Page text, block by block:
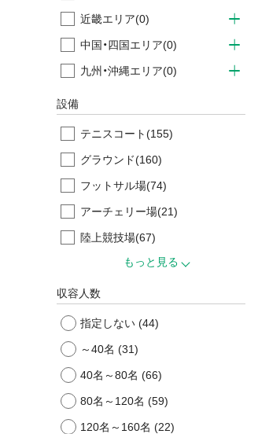
近畿エリア(0)
中国・四国エリア(0)
九州・沖縄エリア(0)
設備
テニスコート(155)
グラウンド(160)
フットサル場(74)
アーチェリー場(21)
陸上競技場(67)
もっと見る
収容人数
指定しない (44)
～40名 (31)
40名～80名 (66)
80名～120名 (59)
120名～160名 (22)